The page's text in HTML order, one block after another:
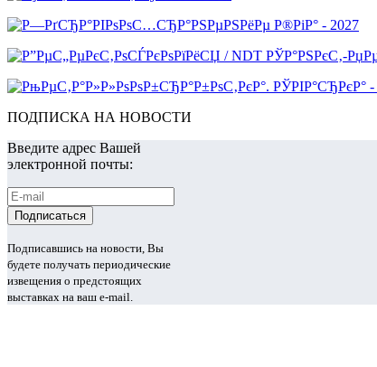
ПОДПИСКА НА НОВОСТИ
Введите адрес Вашей
электронной почты:
Подписавшись на новости, Вы
будете получать периодические
извещения о предстоящих
выставках на ваш e-mail.